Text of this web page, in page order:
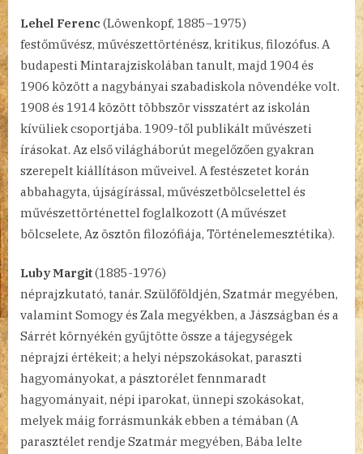
Lehel Ferenc (Löwenkopf, 1885–1975)
festőművész, művészettörténész, kritikus, filozófus. A
budapesti Mintarajziskolában tanult, majd 1904 és
1906 között a nagybányai szabadiskola növendéke volt.
1908 és 1914 között többször visszatért az iskolán
kívüliek csoportjába. 1909-től publikált művészeti
írásokat. Az első világháborút megelőzően gyakran
szerepelt kiállításon műveivel. A festészetet korán
abbahagyta, újságírással, művészetbölcselettel és
művészettörténettel foglalkozott (A művészet
bölcselete, Az ösztön filozófiája, Történelemesztétika).
Luby Margit(1885-1976)
néprajzkutató, tanár. Szülőföldjén, Szatmár megyében,
valamint Somogy és Zala megyékben, a Jászságban és a
Sárrét környékén gyűjtötte össze a tájegységek
néprajzi értékeit; a helyi népszokásokat, paraszti
hagyományokat, a pásztorélet fennmaradt
hagyományait, népi iparokat, ünnepi szokásokat,
melyek máig forrásmunkák ebben a témában (A
parasztélet rendje Szatmár megyében, Bába lelte